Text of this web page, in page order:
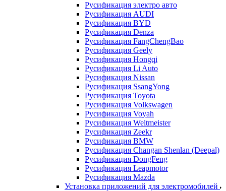
Русификация электро авто
Русификация AUDI
Русификация BYD
Русификация Denza
Русификация FangChengBao
Русификация Geely
Русификация Hongqi
Русификация Li Auto
Русификация Nissan
Русификация SsangYong
Русификация Toyota
Русификация Volkswagen
Русификация Voyah
Русификация Weltmeister
Русификация Zeekr
Русификация BMW
Русификация Changan Shenlan (Deepal)
Русификация DongFeng
Русификация Leapmotor
Русификация Mazda
Установка приложений для электромобилей